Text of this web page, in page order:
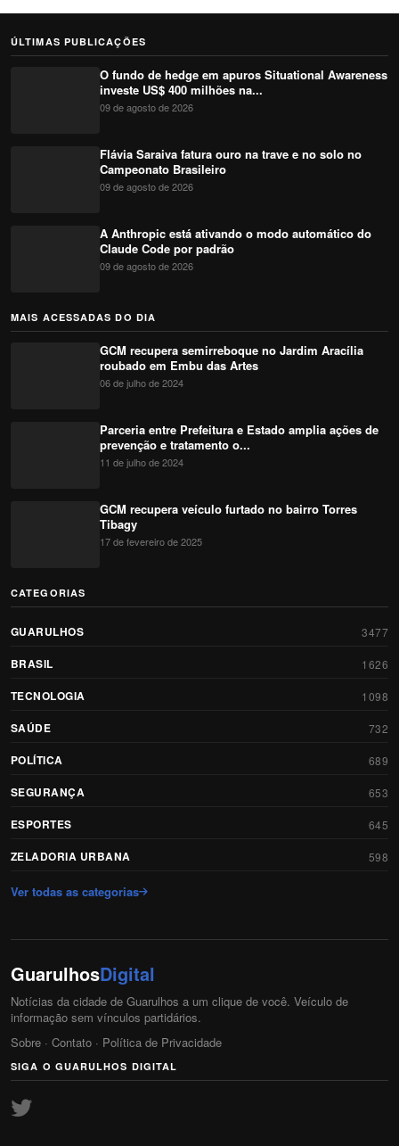
ÚLTIMAS PUBLICAÇÕES
O fundo de hedge em apuros Situational Awareness
investe US$ 400 milhões na...
09 de agosto de 2026
Flávia Saraiva fatura ouro na trave e no solo no
Campeonato Brasileiro
09 de agosto de 2026
A Anthropic está ativando o modo automático do
Claude Code por padrão
09 de agosto de 2026
MAIS ACESSADAS DO DIA
GCM recupera semirreboque no Jardim Aracília
roubado em Embu das Artes
06 de julho de 2024
Parceria entre Prefeitura e Estado amplia ações de
prevenção e tratamento o...
11 de julho de 2024
GCM recupera veículo furtado no bairro Torres
Tibagy
17 de fevereiro de 2025
CATEGORIAS
GUARULHOS 3477
BRASIL 1626
TECNOLOGIA 1098
SAÚDE 732
POLÍTICA 689
SEGURANÇA 653
ESPORTES 645
ZELADORIA URBANA 598
Ver todas as categorias
GuarulhosDigital
Notícias da cidade de Guarulhos a um clique de você. Veículo de
informação sem vínculos partidários.
Sobre · Contato · Política de Privacidade
SIGA O GUARULHOS DIGITAL